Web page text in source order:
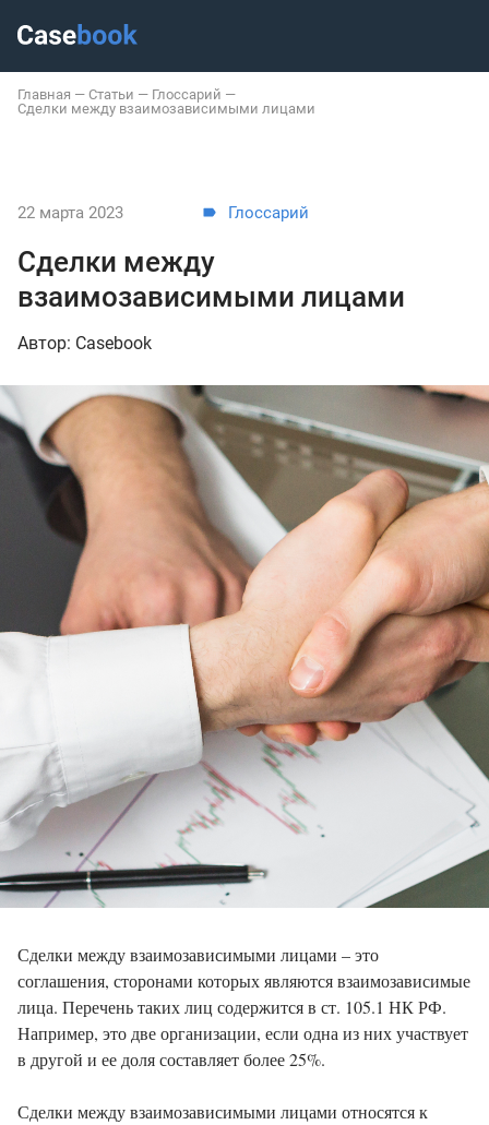
Главная — Статьи — Глоссарий —
Сделки между взаимозависимыми лицами
22 марта 2023 Глоссарий
Сделки между
взаимозависимыми лицами
Автор: Casebook
Сделки между взаимозависимыми лицами – это
соглашения, сторонами которых являются взаимозависимые
лица. Перечень таких лиц содержится в ст. 105.1 НК РФ.
Например, это две организации, если одна из них участвует
в другой и ее доля составляет более 25%.
Сделки между взаимозависимыми лицами относятся к